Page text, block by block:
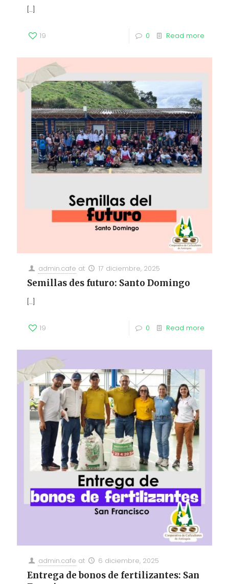
[…]
19 0 Read more
admin.cafe at 17 diciembre, 2025
Semillas des futuro: Santo Domingo
[…]
19 0 Read more
admin.cafe at 6 diciembre, 2025
Entrega de bonos de fertilizantes: San